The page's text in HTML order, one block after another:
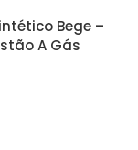
Bege –
A Gás